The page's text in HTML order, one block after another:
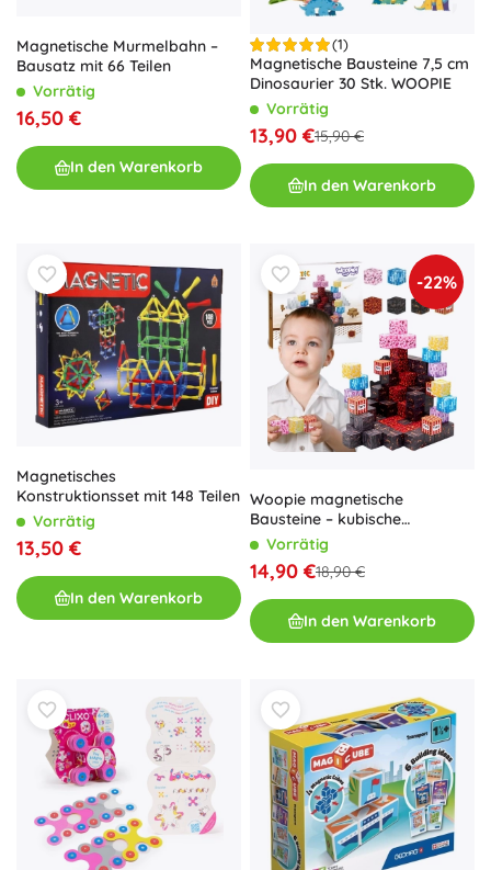
Magnetische Murmelbahn –
Bausatz mit 66 Teilen
Vorrätig
16,50 €
In den Warenkorb
(1)
Magnetische Bausteine 7,5 cm
Dinosaurier 30 Stk. WOOPIE
Vorrätig
13,90 €15,90 €
In den Warenkorb
Magnetisches
Konstruktionsset mit 148 Teilen
Vorrätig
13,50 €
In den Warenkorb
-22%
Woopie magnetische
Bausteine – kubische
Magnetwürfel inspiriert von
der Welt von Minecraft, 74
Teile
Vorrätig
14,90 €18,90 €
In den Warenkorb